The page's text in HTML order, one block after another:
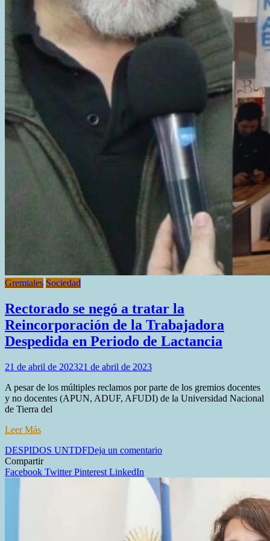
Gremiales Sociedad
Rectorado se negó a tratar la
Reincorporación de la Trabajadora
Despedida en Periodo de Lactancia
21 de abril de 202321 de abril de 2023
A pesar de los múltiples reclamos por parte de los gremios docentes
y no docentes (APUN, ADUF, AFUDI) de la Universidad Nacional
de Tierra del
Leer Más
DESPIDOS UNTDFDeja un comentarioen
negó
a
Reincorporación
de
Compartir
Facebook TwitterPinterest LinkedIn